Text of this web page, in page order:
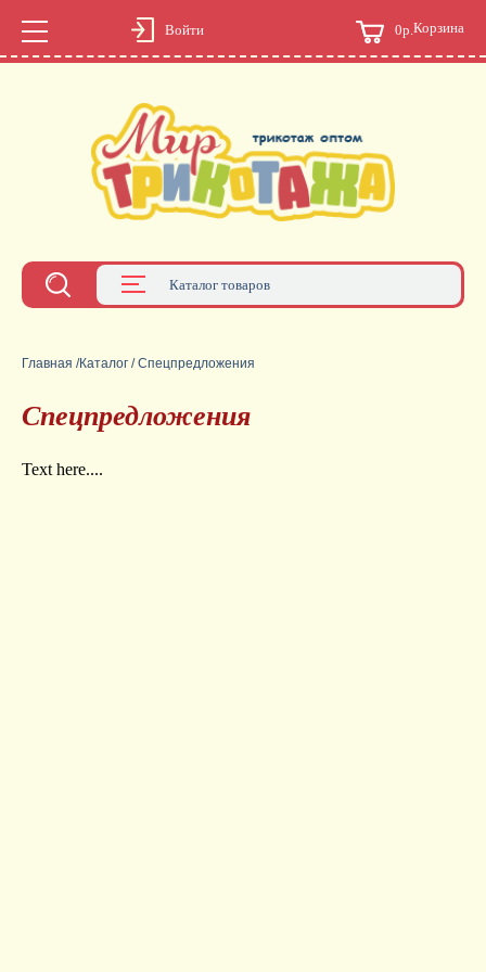
Войти Корзина
0р.
Каталог товаров
Главная /Каталог /Спецпредложения
Спецпредложения
Text here....